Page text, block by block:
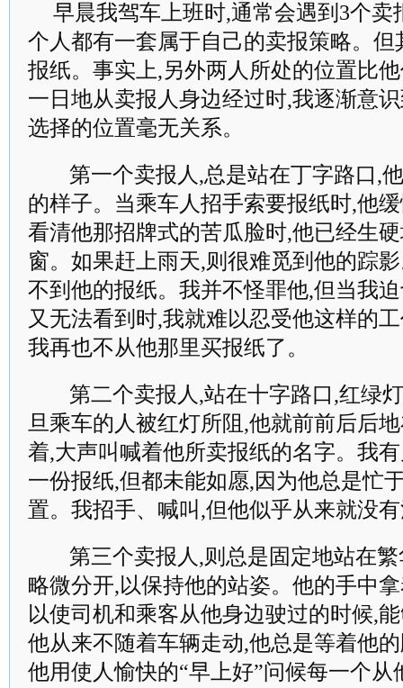
早晨我驾车上班时,通常会遇到3个卖
个人都有一套属于自己的卖报策略。
报纸。事实上,另外两人所处的位置比
一日地从卖报人身边经过时,我逐渐意
选择的位置毫无关系。
第一个卖报人,总是站在丁字路口,
的样子。当乘车人招手索要报纸时,他
看清他那招牌式的苦瓜脸时,他已经生
窗。如果赶上雨天,则很难觅到他的踪
不到他的报纸。我并不怪罪他,但当我
又无法看到时,我就难以忍受他这样的
我再也不从他那里买报纸了。
第二个卖报人,站在十字路口,红绿
旦乘车的人被红灯所阻,他就前前后后
着,大声叫喊着他所卖报纸的名字。我
一份报纸,但都未能如愿,因为他总是忙
置。我招手、喊叫,但他似乎从来就没
第三个卖报人,则总是固定地站在
略微分开,以保持他的站姿。他的手中
以使司机和乘客从他身边驶过的时候,
他从来不随着车辆走动,他总是等着他
他用使人愉快的“早上好”问候每一个从